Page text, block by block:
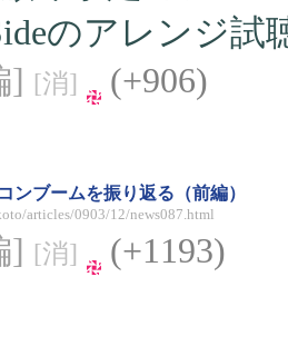
のアレンジ
] [消]
(+906)
ンブームを振り返る（前編）
articles/0903/12/news087.html
] [消]
(+1193)